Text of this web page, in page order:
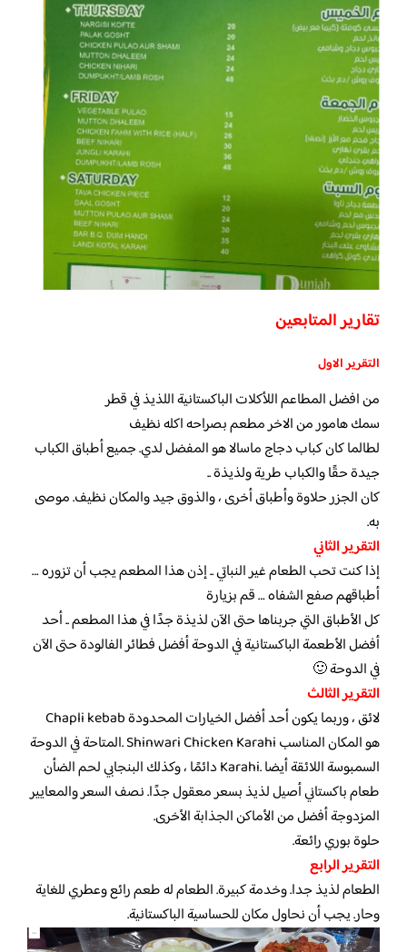
تقارير المتابعين
التقرير الاول
من افضل المطاعم اللأكلات الباكستانية اللذيذ في قطر
سمك هامور من الاخر مطعم بصراحه اكله نظيف
لطالما كان كباب دجاج ماسالا هو المفضل لدي. جميع أطباق الكباب
جيدة حقًا والكباب طرية ولذيذة ..
كان الجزر حلاوة وأطباق أخرى ، والذوق جيد والمكان نظيف. موصى
به.
التقرير الثاني
إذا كنت تحب الطعام غير النباتي .. إذن هذا المطعم يجب أن تزوره …
أطباقهم صفع الشفاه … قم بزيارة
كل الأطباق التي جربناها حتى الآن لذيذة جدًا في هذا المطعم .. أحد
أفضل الأطعمة الباكستانية في الدوحة أفضل فطائر الفالودة حتى الآن
في الدوحة 🙂
التقرير الثالث
Chapli kebab لائق ، وربما يكون أحد أفضل الخيارات المحدودة
المتاحة في الدوحة. Shinwari Chicken Karahi هو المكان المناسب
دائمًا ، وكذلك البنجابي لحم الضأن Karahi. السمبوسة اللائقة أيضا
طعام باكستاني أصيل لذيذ بسعر معقول جدًا. نصف السعر والمعايير
المزدوجة أفضل من الأماكن الجذابة الأخرى.
حلوة بوري رائعة.
التقرير الرابع
الطعام لذيذ جدا. وخدمة كبيرة. الطعام له طعم رائع وعطري للغاية
وحار. يجب أن نحاول مكان للحساسية الباكستانية.